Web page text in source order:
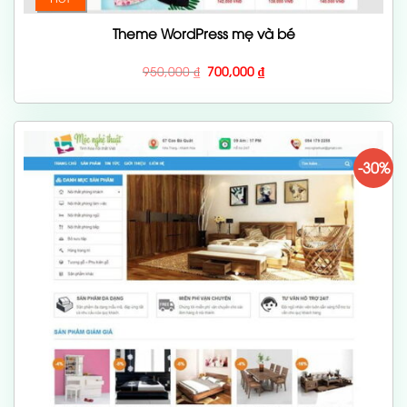
Theme WordPress mẹ và bé
950,000₫ Giá
gốc
950,000 ₫.
700,000₫Giá
hiện
là:
-30%